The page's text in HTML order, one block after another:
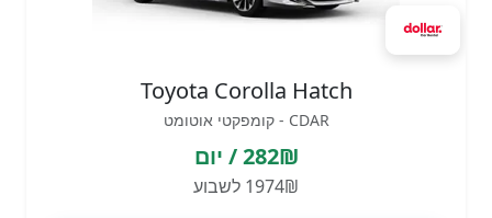
Toyota Corolla Hatch
CDAR - קומפקטי אוטומט
282₪ / יום
1974₪ לשבוע